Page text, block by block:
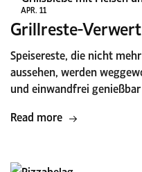
APR. 11
Grillreste-
Speisereste, die nicht
aussehen, werden
und einwandfrei
Read more